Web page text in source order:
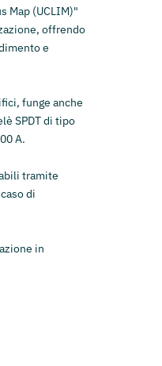
Map (UCLIM)"
offrendo
e
funge anche
SPDT di tipo
A.
tramite
di
in